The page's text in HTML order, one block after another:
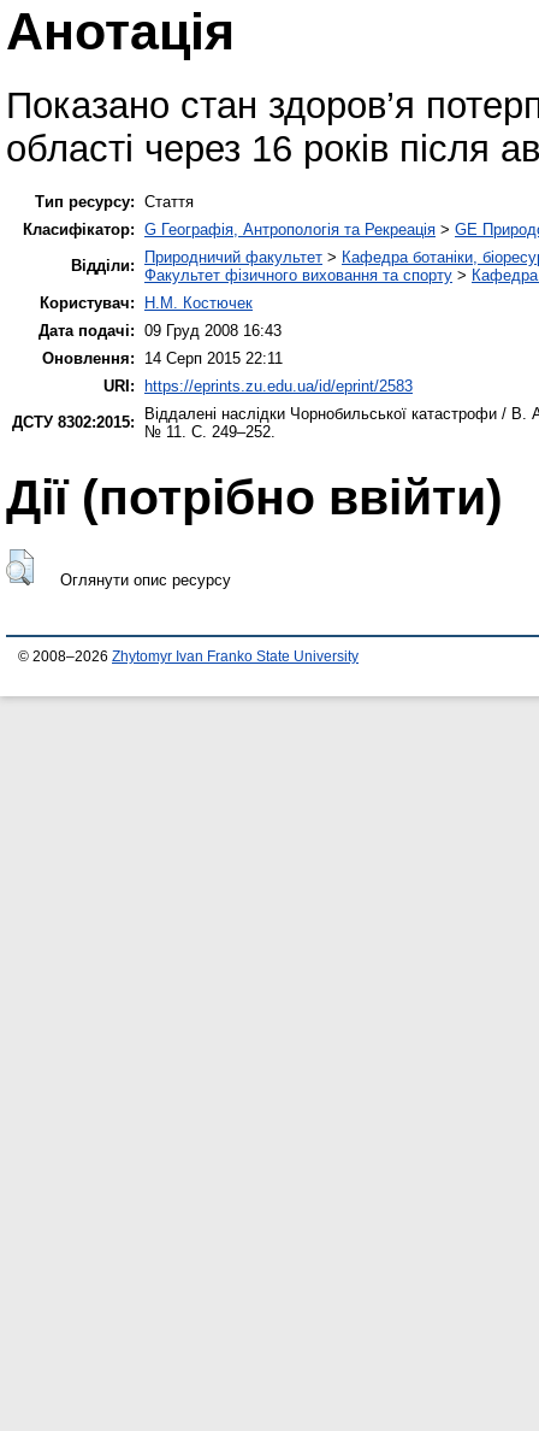
Анотація
Показано стан здоров’я
області через 16 років після
Тип ресурсу: Стаття
Класифікатор: G Географія, Антропологія та Рекреація > GE
Відділи:
Природничий факультет > Кафедра ботаніки,
Факультет фізичного виховання та спорту > Кафедра
Користувач:
Н.М. Костючек
Дата подачі: 09 Груд 2008 16:43
Оновлення:
14 Серп 2015 22:11
URI: https://eprints.zu.edu.ua/id/eprint/2583
ДСТУ 8302:2015:
Віддалені наслідки Чорнобильської катастрофи /
№ 11. С. 249–252.
Дії ​​(потрібно ввійти)
Оглянути опис ресурсу
© 2008–2026 Zhytomyr Ivan Franko State University